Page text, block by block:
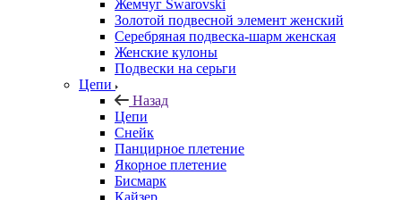
Жемчуг Swarovski
Золотой подвесной элемент женcкий
Серебряная подвеска-шарм женская
Женские кулоны
Подвески на серьги
Цепи
Назад
Цепи
Снейк
Панцирное плетение
Якорное плетение
Бисмарк
Кайзер